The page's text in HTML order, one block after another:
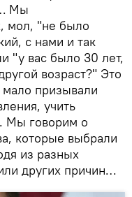
Мы
мол, "не было
с нами и так
"у вас было 30 лет,
возраст?" Это
призывали
учить
Мы говорим о
которые выбрали
из разных
других причин…